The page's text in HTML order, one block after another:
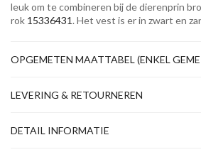
leuk om te combineren bij de dierenprin
rok 15336431. Het vest is er in zwart en
OPGEMETEN MAATTABEL (ENKEL
LEVERING & RETOURNEREN
DETAIL INFORMATIE